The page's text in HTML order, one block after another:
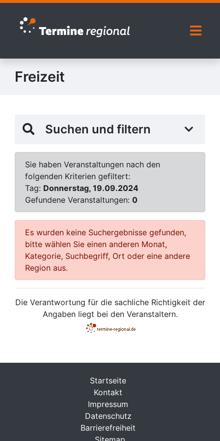
Zur Navigation springen
Zum Inhalt springen
Freizeit
Suchen und filtern
Sie haben Veranstaltungen nach den
folgenden Kriterien gefiltert:
Tag: Donnerstag, 19.09.2024
Gefundene Veranstaltungen: 0
Es wurden keine Suchergebnisse gefunden,
bitte wählen Sie einen anderen Monat,
Kategorie, Suchbegriff, Ort oder eine andere
Region aus.
Die Verantwortung für die sachliche Richtigkeit der
Angaben liegt bei den Veranstaltern.
Startseite
Kontakt
Impressum
Datenschutz
Barrierefreiheit